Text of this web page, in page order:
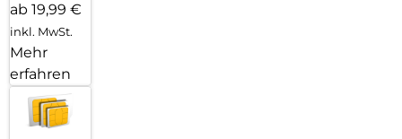
ab 19,99 €
inkl. MwSt.
Mehr
erfahren